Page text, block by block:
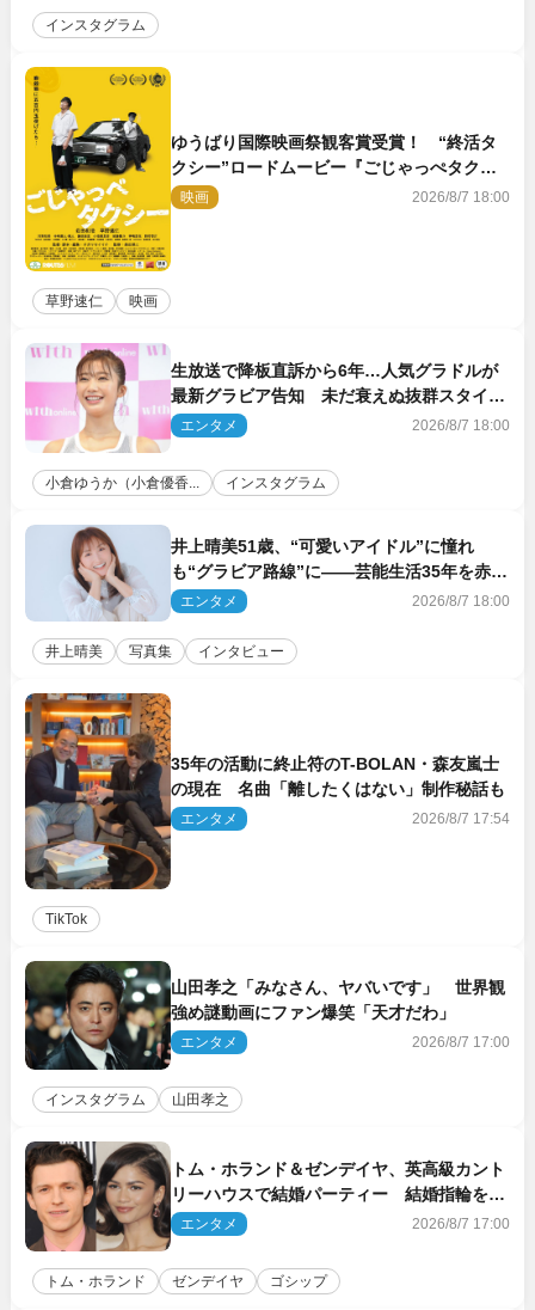
インスタグラム
ゆうばり国際映画祭観客賞受賞！ “終活タ
クシー”ロードムービー『ごじゃっぺタクシ
ー』10月公開＆予告解禁
映画 2026/8/7 18:00
草野速仁 映画
生放送で降板直訴から6年…人気グラドルが
最新グラビア告知 未だ衰えぬ抜群スタイル
に反響
エンタメ 2026/8/7 18:00
小倉ゆうか（小倉優香... インスタグラム
井上晴美51歳、“可愛いアイドル”に憧れ
も“グラビア路線”に――芸能生活35年を赤
裸々に語る 27年ぶりに写真集発売
エンタメ 2026/8/7 18:00
井上晴美 写真集 インタビュー
35年の活動に終止符のT-BOLAN・森友嵐士
の現在 名曲「離したくはない」制作秘話も
エンタメ 2026/8/7 17:54
TikTok
山田孝之「みなさん、ヤバいです」 世界観
強め謎動画にファン爆笑「天才だわ」
エンタメ 2026/8/7 17:00
インスタグラム 山田孝之
トム・ホランド＆ゼンデイヤ、英高級カント
リーハウスで結婚パーティー 結婚指輪を身
に着けたトムも初キャッチ
エンタメ 2026/8/7 17:00
トム・ホランド ゼンデイヤ ゴシップ